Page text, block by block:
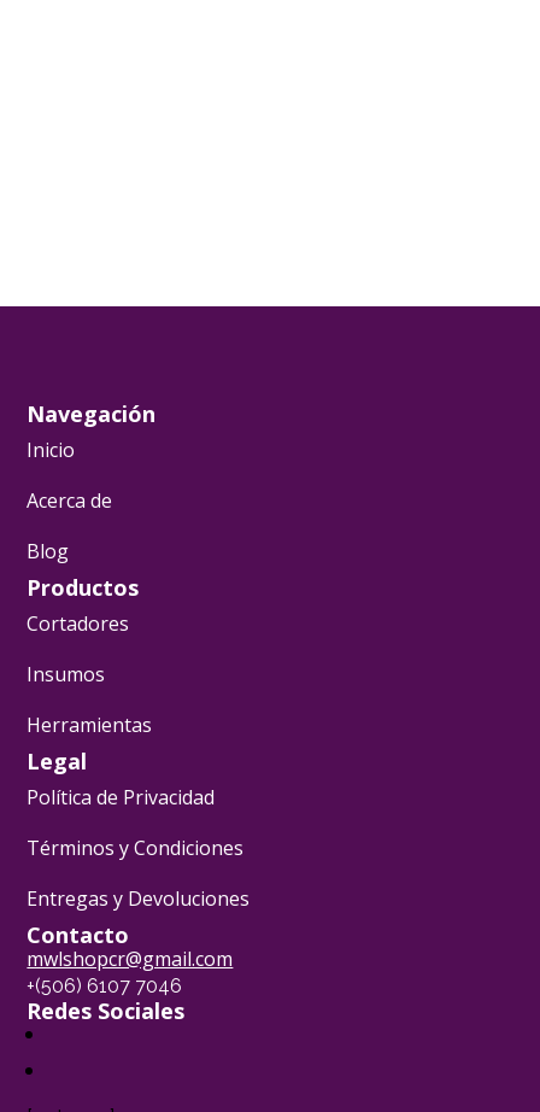
Navegación
Inicio
Acerca de
Blog
Productos
Cortadores
Insumos
Herramientas
Legal
Política de Privacidad
Términos y Condiciones
Entregas y Devoluciones
Contacto
mwlshopcr@gmail.com
+(506) 6107 7046
Redes Sociales